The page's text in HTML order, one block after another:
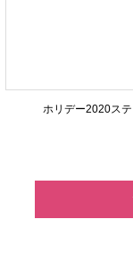
ホリデー2020ス